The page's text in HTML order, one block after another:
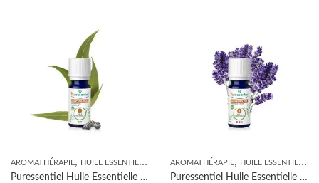
AROMATHÉRAPIE, HUILE ESSENTIELLE
Puressentiel Huile Essentielle Eucalyptus Globuleux BIO – 10ml
AROMATHÉRAPIE, HUILE ESSENTIELLE
Puressentiel Huile Essentielle Lavandin Super BIO – 10ml